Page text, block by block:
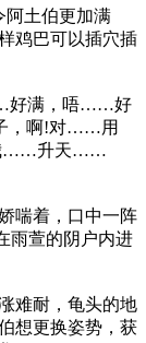
土伯更加满
鸡巴可以插穴插
满，唔……好
，啊!对……用
……升天……
喘着，口中一阵
雨萱的阴户内进
难耐，龟头的地
想更换姿势，获